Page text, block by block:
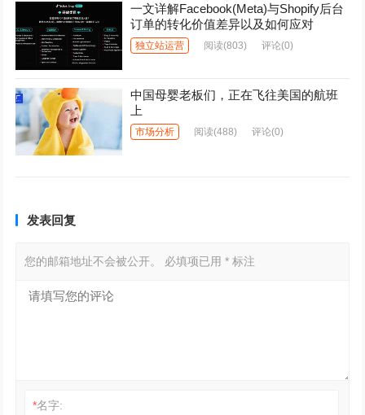
一文详解Facebook(Meta)与Shopify后台
订单的转化价值差异以及如何应对
独立站运营 阅读(803) 评论(0)
中国母婴老板们，正在飞往美国的航班
上
市场分析 阅读(488) 评论(0)
发表回复
您的邮箱地址不会被公开。 必填项已用* 标注
*名字: